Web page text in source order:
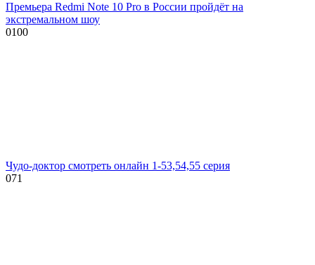
Премьера Redmi Note 10 Pro в России пройдёт на
экстремальном шоу
0100
Чудо-доктор смотреть онлайн 1-53,54,55 серия
071